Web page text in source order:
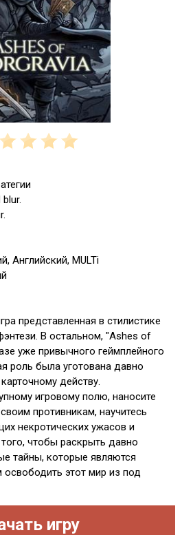
Английский, MULTi
представленная в стилистике
В остальном, "Ashes of
уже привычного геймплейного
роль была уготована давно
действу.
игровому полю, наносите
противникам, научитесь
некротических ужасов и
чтобы раскрыть давно
тайны, которые являются
этот мир из под
игру